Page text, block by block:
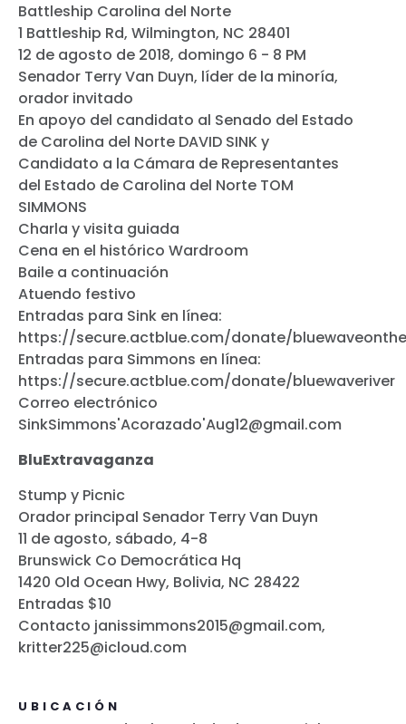
Battleship Carolina del Norte
1 Battleship Rd, Wilmington, NC 28401
12 de agosto de 2018, domingo 6 - 8 PM
Senador Terry Van Duyn, líder de la minoría,
orador invitado
En apoyo del candidato al Senado del Estado
de Carolina del Norte DAVID SINK y
Candidato a la Cámara de Representantes
del Estado de Carolina del Norte TOM
SIMMONS
Charla y visita guiada
Cena en el histórico Wardroom
Baile a continuación
Atuendo festivo
Entradas para Sink en línea:
https://secure.actblue.com/donate/
Entradas para Simmons en línea:
https://secure.actblue.com/donate/bluewaveriver
Correo electrónico
SinkSimmons'Acorazado'Aug12@gmail.com
BluExtravaganza
Stump y Picnic
Orador principal Senador Terry Van Duyn
11 de agosto, sábado, 4-8
Brunswick Co Democrática Hq
1420 Old Ocean Hwy, Bolivia, NC 28422
Entradas $10
Contacto janissimmons2015@gmail.com,
kritter225@icloud.com
UBICACIÓN